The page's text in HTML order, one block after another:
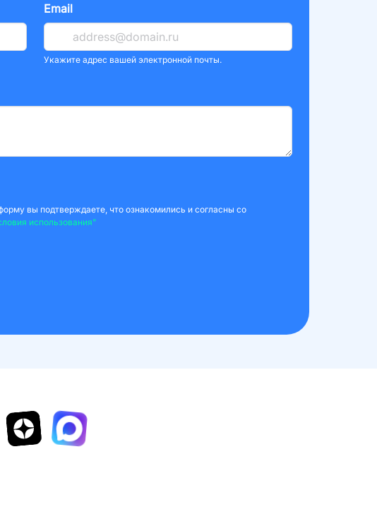
Email
Укажите адрес вашей электронной почты.
вы подтверждаете, что ознакомились и согласны со
использования"